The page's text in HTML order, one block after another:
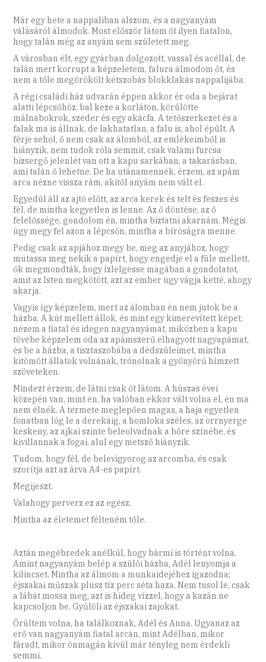
Már egy hete a nappaliban alszom, és a nagyanyám
válásáról álmodok. Most először látom őt ilyen fiatalon,
hogy talán még az anyám sem született meg.
A városban élt, egy gyárban dolgozott, vassal és acéllal, de
talán mert korrupt a képzeletem, falura álmodom őt, és
nem a tőle megörökölt kétszobás blokklakás nappalijába.
A régi családi ház udvarán éppen akkor ér oda a bejárat
alatti lépcsőhöz, bal keze a korláton, körülötte
málnabokrok, szeder és egy akácfa. A tetőszerkezet és a
falak ma is állnak, de lakhatatlan, a falu is, ahol épült. A
férje sehol, ő nem csak az álomból, az emlékeimből is
hiányzik, nem tudok róla semmit, csak valami furcsa
bizsergő jelenlét van ott a kapu sarkában, a takarásban,
ami talán ő lehetne. De ha utánamennék, érzem, az apám
arca nézne vissza rám, akitől anyám nem vált el.
Egyedül áll az ajtó előtt, az arca kerek és telt és feszes és
fél, de mintha kegyetlen is lenne. Az ő döntése, az ő
felelőssége, gondolom én, mintha biztatni akarnám. Mégis
úgy megy fel azon a lépcsőn, mintha a bíróságra menne.
Pedig csak az apjához megy be, meg az anyjához, hogy
mutassa meg nekik a papírt, hogy engedje el a füle mellett,
ők megmondták, hogy ízlelgesse magában a gondolatot,
amit az Isten megkötött, azt az ember úgy vágja ketté, ahogy
akarja.
Vagyis így képzelem, mert az álomban én nem jutok be a
házba. A kút mellett állok, és mint egy kimerevített képet,
nézem a fiatal és idegen nagyanyámat, miközben a kapu
tövébe képzelem oda az apámszerű elhagyott nagyapámat,
és be a házba, a tisztaszobába a dédszüleimet, mintha
kitömött állatok volnának, trónolnak a gyönyörű hímzett
szöveteken.
Mindezt érzem, de látni csak őt látom. A húszas évei
közepén van, mint én, ha valóban ekkor vált volna el, én ma
nem élnék. A termete meglepően magas, a haja egyetlen
fonatban lóg le a derekáig, a homloka széles, az orrnyerge
keskeny, az ajkai szinte beleolvadnak a bőre színébe, és
kivillannak a fogai, alul egy metsző hiányzik.
Tudom, hogy fél, de belevigyorog az arcomba, és csak
szorítja azt az árva A4-es papírt.
Megijeszt.
Valahogy perverz ez az egész.
Mintha az életemet félteném tőle.
Aztán megébredek anélkül, hogy bármi is történt volna.
Amint nagyanyám belép a szülői házba, Adél lenyomja a
kilincset. Mintha az álmom a munkaidejéhez igazodna;
éjszakai műszak plusz tíz perc séta haza. Nem tusol le, csak
a lábát mossa meg, azt is hideg vízzel, hogy a kazán ne
kapcsoljon be. Gyűlöli az éjszakai zajokat.
Örültem volna, ha találkoznak, Adél és Anna. Ugyanaz az
erő van nagyanyám fiatal arcán, mint Adélban, mikor
fáradt, mikor önmagán kívül már tényleg nem érdekli
semmi.